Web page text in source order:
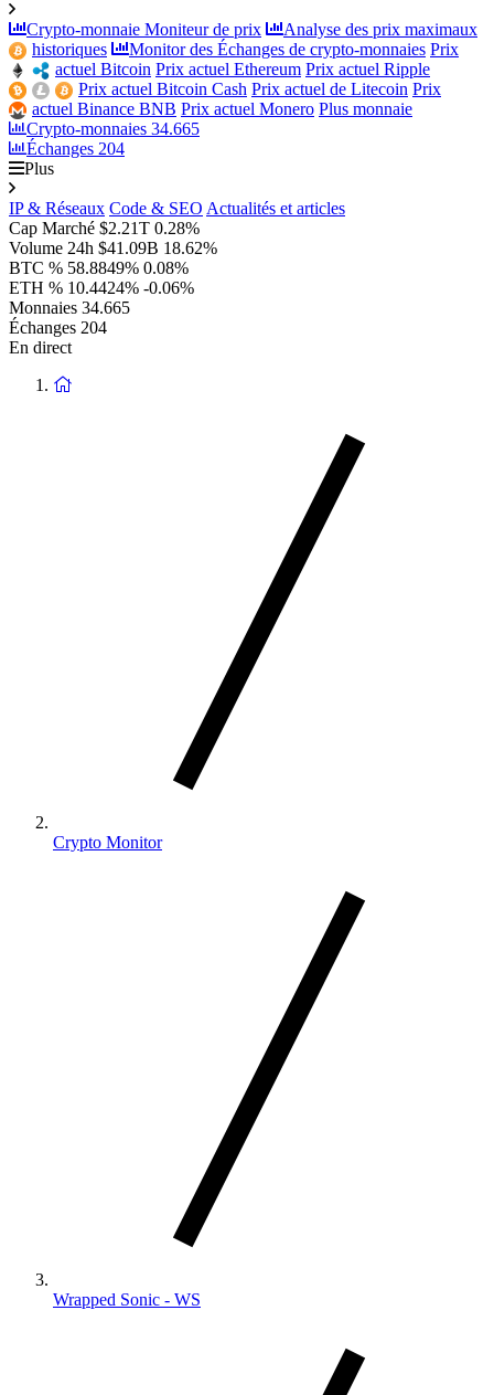
Crypto-monnaie Moniteur de prix
Analyse des prix maximaux
historiques
Monitor des Échanges de crypto-monnaies Prix
actuel Bitcoin Prix actuel Ethereum Prix actuel Ripple
Prix actuel Bitcoin Cash Prix actuel de Litecoin Prix
actuel Binance BNB Prix actuel Monero Plus monnaie
Crypto-monnaies 34.665
Échanges 204
Plus
IP & Réseaux Code & SEO Actualités et articles
Cap Marché $2.21T 0.28%
Volume 24h $41.09B 18.62%
BTC % 58.8849% 0.08%
ETH % 10.4424% -0.06%
Monnaies 34.665
Échanges 204
En direct
Crypto Monitor
Wrapped Sonic - WS